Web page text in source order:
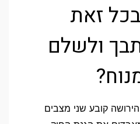
זאת
ולשלם
קובע שני מצבים